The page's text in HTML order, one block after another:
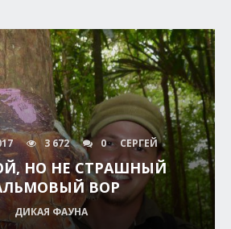
3 672 0 СЕРГЕЙ
НО НЕ СТРАШНЫЙ
ВОР
ДИКАЯ ФАУНА